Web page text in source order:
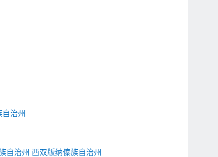
治州
自治州 西双版纳傣族自治州